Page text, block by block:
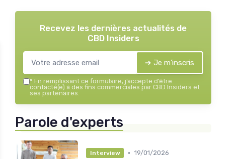
Recevez les dernières actualités de
CBD Insiders
➔ Je m'inscris
* En remplissant ce formulaire, j’accepte d’être
contacté(e) à des fins commerciales par CBD Insiders et
ses partenaires.
Parole d'experts
Interview • 19/01/2026